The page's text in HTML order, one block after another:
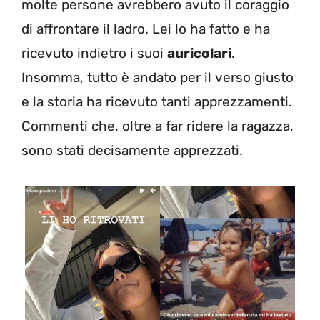
molte persone avrebbero avuto il coraggio
di affrontare il ladro. Lei lo ha fatto e ha
ricevuto indietro i suoi auricolari.
Insomma, tutto è andato per il verso giusto
e la storia ha ricevuto tanti apprezzamenti.
Commenti che, oltre a far ridere la ragazza,
sono stati decisamente apprezzati.